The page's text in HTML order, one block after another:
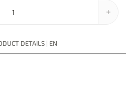
DETAILS | EN